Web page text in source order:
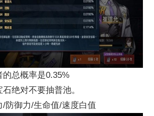
的总概率是0.35%
绝对不要抽普池。
/防御力/生命值/速度白值